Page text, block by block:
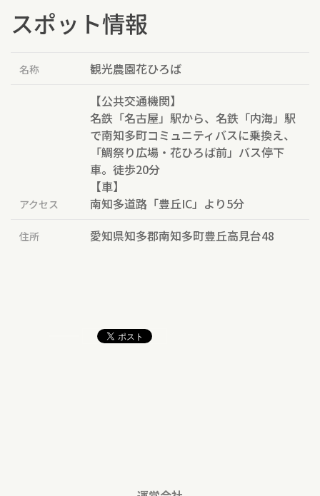
スポット情報
名称 観光農園花ひろば
アクセス
【公共交通機関】
名鉄「名古屋」駅から、名鉄「内海」駅
で南知多町コミュニティバスに乗換え、
「鯛祭り広場・花ひろば前」バス停下
車。徒歩20分
【車】
南知多道路「豊丘IC」より5分
住所 愛知県知多郡南知多町豊丘高見台48